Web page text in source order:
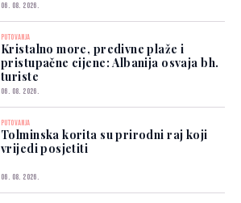
06. 08. 2026.
PUTOVANJA
Kristalno more, predivne plaže i
pristupačne cijene: Albanija osvaja bh.
turiste
06. 08. 2026.
PUTOVANJA
Tolminska korita su prirodni raj koji
vrijedi posjetiti
06. 08. 2026.